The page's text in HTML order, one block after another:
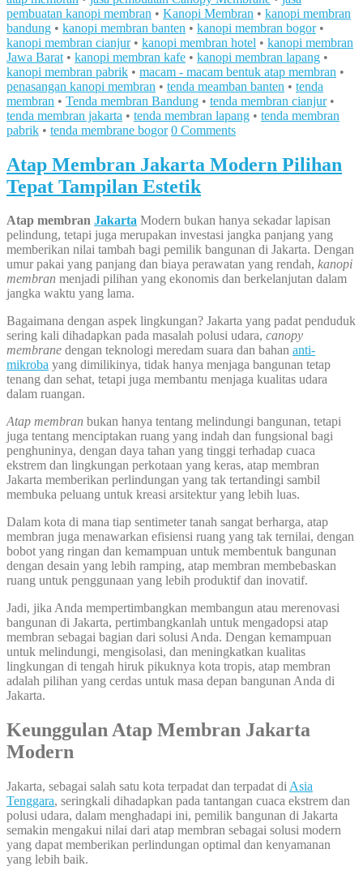
pembuatan kanopi membran • Kanopi Membran • kanopi membran
bandung • kanopi membran banten • kanopi membran bogor•
kanopi membran cianjur• kanopi membran hotel • kanopi membran
Jawa Barat • kanopi membran kafe • kanopi membran lapang •
kanopi membran pabrik • macam - macam bentuk atap membran •
penasangan kanopi membran • tenda meamban banten • tenda
membran • Tenda membran Bandung • tenda membran cianjur•
tenda membran jakarta • tenda membran lapang • tenda membran
pabrik • tenda membrane bogor 0 Comments
Atap Membran Jakarta Modern Pilihan
Tepat Tampilan Estetik
Atap membran Jakarta Modern bukan hanya sekadar lapisan
pelindung, tetapi juga merupakan investasi jangka panjang yang
memberikan nilai tambah bagi pemilik bangunan di Jakarta. Dengan
umur pakai yang panjang dan biaya perawatan yang rendah, kanopi
membran menjadi pilihan yang ekonomis dan berkelanjutan dalam
jangka waktu yang lama.
Bagaimana dengan aspek lingkungan? Jakarta yang padat penduduk
sering kali dihadapkan pada masalah polusi udara, canopy
membrane dengan teknologi meredam suara dan bahan anti-
mikroba yang dimilikinya, tidak hanya menjaga bangunan tetap
tenang dan sehat, tetapi juga membantu menjaga kualitas udara
dalam ruangan.
Atap membran bukan hanya tentang melindungi bangunan, tetapi
juga tentang menciptakan ruang yang indah dan fungsional bagi
penghuninya, dengan daya tahan yang tinggi terhadap cuaca
ekstrem dan lingkungan perkotaan yang keras, atap membran
Jakarta memberikan perlindungan yang tak tertandingi sambil
membuka peluang untuk kreasi arsitektur yang lebih luas.
Dalam kota di mana tiap sentimeter tanah sangat berharga, atap
membran juga menawarkan efisiensi ruang yang tak ternilai, dengan
bobot yang ringan dan kemampuan untuk membentuk bangunan
dengan desain yang lebih ramping, atap membran membebaskan
ruang untuk penggunaan yang lebih produktif dan inovatif.
Jadi, jika Anda mempertimbangkan membangun atau merenovasi
bangunan di Jakarta, pertimbangkanlah untuk mengadopsi atap
membran sebagai bagian dari solusi Anda. Dengan kemampuan
untuk melindungi, mengisolasi, dan meningkatkan kualitas
lingkungan di tengah hiruk pikuknya kota tropis, atap membran
adalah pilihan yang cerdas untuk masa depan bangunan Anda di
Jakarta.
Keunggulan Atap Membran Jakarta
Modern
Jakarta, sebagai salah satu kota terpadat dan terpadat di Asia
Tenggara, seringkali dihadapkan pada tantangan cuaca ekstrem dan
polusi udara, dalam menghadapi ini, pemilik bangunan di Jakarta
semakin mengakui nilai dari atap membran sebagai solusi modern
yang dapat memberikan perlindungan optimal dan kenyamanan
yang lebih baik.